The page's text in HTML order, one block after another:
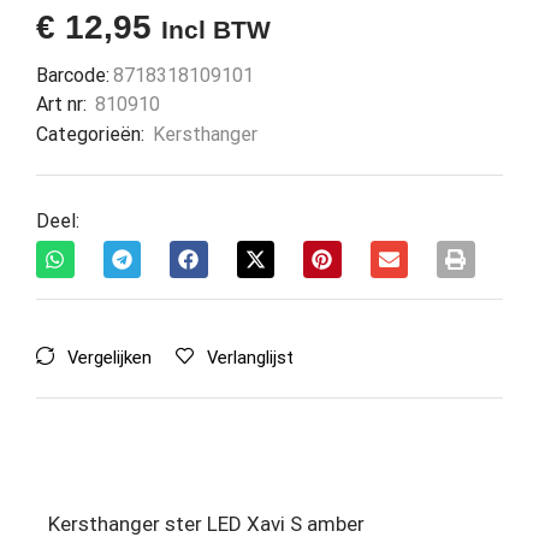
€ 12,95 Incl BTW
Barcode: 8718318109101
Art nr: 810910
Categorieën: Kersthanger
Deel:
Vergelijken Verlanglijst
Kersthanger ster LED Xavi S amber